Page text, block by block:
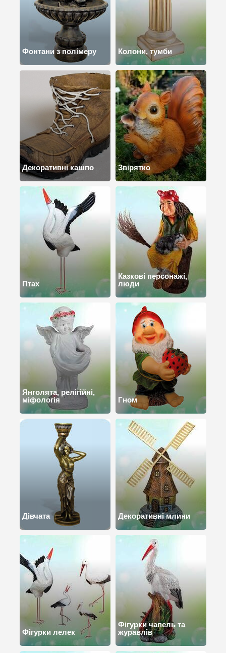
Фонтани з полімеру Колони, тумби
Декоративні кашпо Звірятко
Птах
Казкові персонажі,
люди
Янголята, релігійні,
міфологія
Гном
Дівчата Декоративні млини
Фігурки лелек
Фігурки чапель та
журавлів